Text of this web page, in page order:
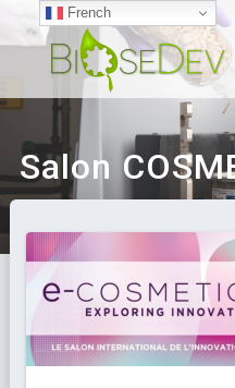
Salon
French